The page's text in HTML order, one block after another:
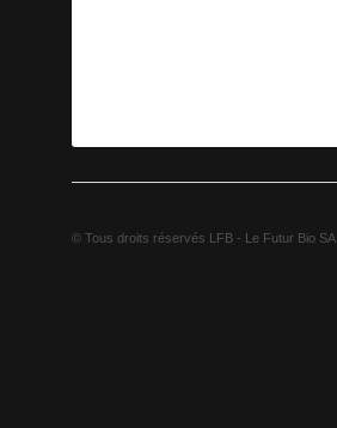
© Tous droits réservés LFB - Le Futur Bio SA